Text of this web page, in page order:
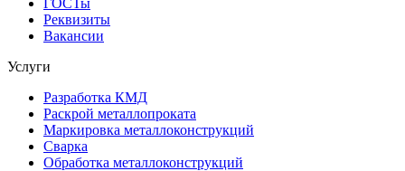
Реквизиты
Вакансии
Услуги
Разработка КМД
Раскрой металлопроката
Маркировка металлоконструкций
Сварка
Обработка металлоконструкций